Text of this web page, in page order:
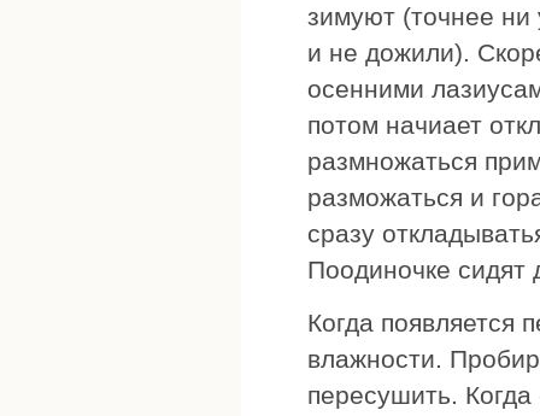
зимуют (точнее ни
и не дожили).
осенними
потом начиает
размножаться
разможаться и
сразу
Поодиночке сидят
Когда появляется
влажности.
пересушить.